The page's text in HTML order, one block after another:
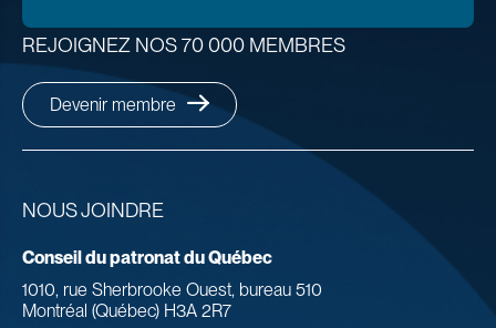
NOUS JOINDRE
Conseil du patronat du Québec
1010, rue Sherbrooke Ouest, bureau 510
Montréal (Québec) H3A 2R7
REJOIGNEZ NOS 70 000 MEMBRES
Devenir membre